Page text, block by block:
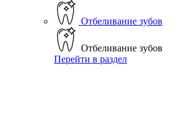
Отбеливание зубов
Отбеливание зубов
Перейти в раздел